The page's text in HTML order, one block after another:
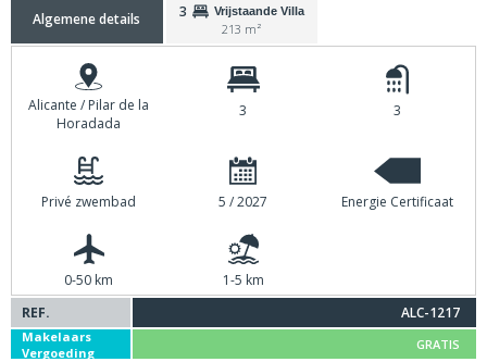
Algemene details 3 Vrijstaande Villa
213 m²
Alicante / Pilar de la
Horadada
3 3
Privé zwembad 5 / 2027 Energie Certificaat
0-50 km
1-5 km
REF.
ALC-1217
Makelaars
Vergoeding
GRATIS